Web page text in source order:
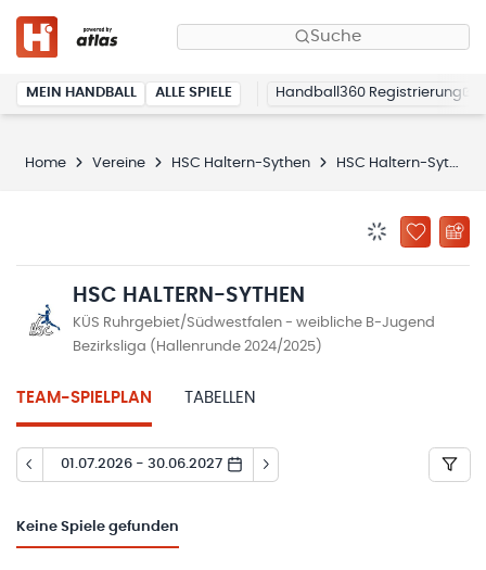
Suche
MEIN HANDBALL ALLE SPIELE Handball360 Registrierung
Home Vereine HSC Haltern-Sythen HSC Haltern-Sythen
ZU
HSC HALTERN-SYTHEN
KÜS Ruhrgebiet/Südwestfalen - weibliche B-Jugend
Bezirksliga (Hallenrunde 2024/2025)
TEAM-SPIELPLAN TABELLEN
01.07.2026 - 30.06.2027
Keine Spiele gefunden